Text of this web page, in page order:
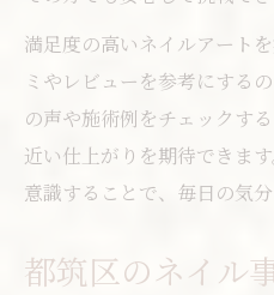
口コミ高評価ネイル
口コミ評価が高
実際のレビュー
都筑区で人気の
利用者の声で選
ショッピング帰りの
満足度の高いネイルアート
ミやレビューを参考にする
の声や施術例をチェックす
近い仕上がりを期待できま
意識することで、毎日の気
都筑区のネイル